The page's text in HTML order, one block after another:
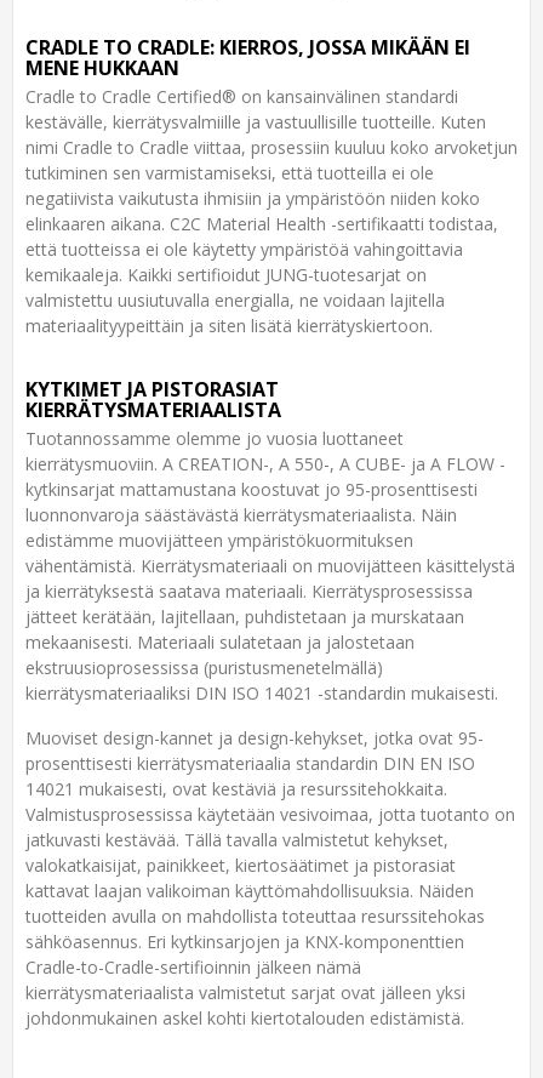
CRADLE TO CRADLE: KIERROS, JOSSA MIKÄÄN EI
MENE HUKKAAN
Cradle to Cradle Certified® on kansainvälinen standardi
kestävälle, kierrätysvalmiille ja vastuullisille tuotteille. Kuten
nimi Cradle to Cradle viittaa, prosessiin kuuluu koko arvoketjun
tutkiminen sen varmistamiseksi, että tuotteilla ei ole
negatiivista vaikutusta ihmisiin ja ympäristöön niiden koko
elinkaaren aikana. C2C Material Health -sertifikaatti todistaa,
että tuotteissa ei ole käytetty ympäristöä vahingoittavia
kemikaaleja. Kaikki sertifioidut JUNG-tuotesarjat on
valmistettu uusiutuvalla energialla, ne voidaan lajitella
materiaalityypeittäin ja siten lisätä kierrätyskiertoon.
KYTKIMET JA PISTORASIAT
KIERRÄTYSMATERIAALISTA
Tuotannossamme olemme jo vuosia luottaneet
kierrätysmuoviin. A CREATION-, A 550-, A CUBE- ja A FLOW -
kytkinsarjat mattamustana koostuvat jo 95-prosenttisesti
luonnonvaroja säästävästä kierrätysmateriaalista. Näin
edistämme muovijätteen ympäristökuormituksen
vähentämistä. Kierrätysmateriaali on muovijätteen käsittelystä
ja kierrätyksestä saatava materiaali. Kierrätysprosessissa
jätteet kerätään, lajitellaan, puhdistetaan ja murskataan
mekaanisesti. Materiaali sulatetaan ja jalostetaan
ekstruusioprosessissa (puristusmenetelmällä)
kierrätysmateriaaliksi DIN ISO 14021 -standardin mukaisesti.
Muoviset design-kannet ja design-kehykset, jotka ovat 95-
prosenttisesti kierrätysmateriaalia standardin DIN EN ISO
14021 mukaisesti, ovat kestäviä ja resurssitehokkaita.
Valmistusprosessissa käytetään vesivoimaa, jotta tuotanto on
jatkuvasti kestävää. Tällä tavalla valmistetut kehykset,
valokatkaisijat, painikkeet, kiertosäätimet ja pistorasiat
kattavat laajan valikoiman käyttömahdollisuuksia. Näiden
tuotteiden avulla on mahdollista toteuttaa resurssitehokas
sähköasennus. Eri kytkinsarjojen ja KNX-komponenttien
Cradle-to-Cradle-sertifioinnin jälkeen nämä
kierrätysmateriaalista valmistetut sarjat ovat jälleen yksi
johdonmukainen askel kohti kiertotalouden edistämistä.